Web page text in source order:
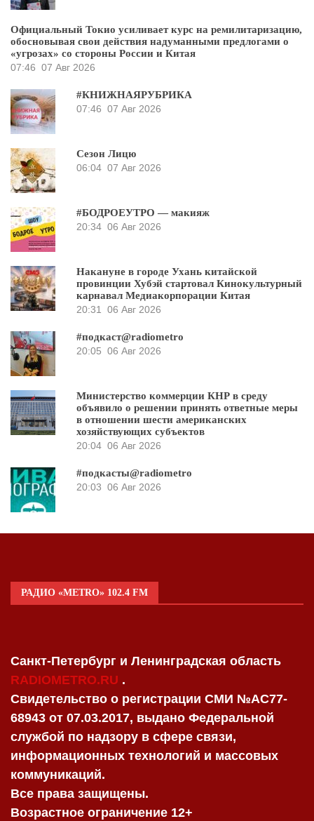
Официальный Токио усиливает курс на ремилитаризацию,
обосновывая свои действия надуманными предлогами о
«угрозах» со стороны России и Китая
07:46 07 Авг 2026
#КНИЖНАЯРУБРИКА
07:46 07 Авг 2026
Сезон Лицю
06:04 07 Авг 2026
#БОДРОЕУТРО — макияж
20:34 06 Авг 2026
Накануне в городе Ухань китайской
провинции Хубэй стартовал Кинокультурный
карнавал Медиакорпорации Китая
20:31
06 Авг 2026
#подкаст@radiometro
20:05 06 Авг 2026
Министерство коммерции КНР в среду
объявило о решении принять ответные меры
в отношении шести американских
хозяйствующих субъектов
20:04 06 Авг 2026
#подкасты@radiometro
20:03 06 Авг 2026
РАДИО «METRO» 102.4 FM
Санкт-Петербург и Ленинградская область
RADIOMETRO.RU .
Свидетельство о регистрации СМИ №AC77-
68943 от 07.03.2017, выдано Федеральной
службой по надзору в сфере связи,
информационных технологий и массовых
коммуникаций.
Все права защищены.
Возрастное ограничение 12+